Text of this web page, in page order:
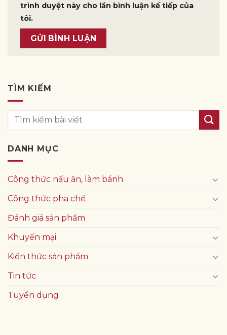
trình duyệt này cho lần bình luận kế tiếp của
tôi.
TÌM KIẾM
DANH MỤC
Công thức nấu ăn, làm bánh
Công thức pha chế
Đánh giá sản phẩm
Khuyến mại
Kiến thức sản phẩm
Tin tức
Tuyển dụng